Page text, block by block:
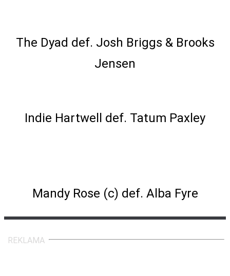
The Dyad def. Josh Briggs & Brooks
Jensen
Indie Hartwell def. Tatum Paxley
Mandy Rose (c) def. Alba Fyre
REKLAMA